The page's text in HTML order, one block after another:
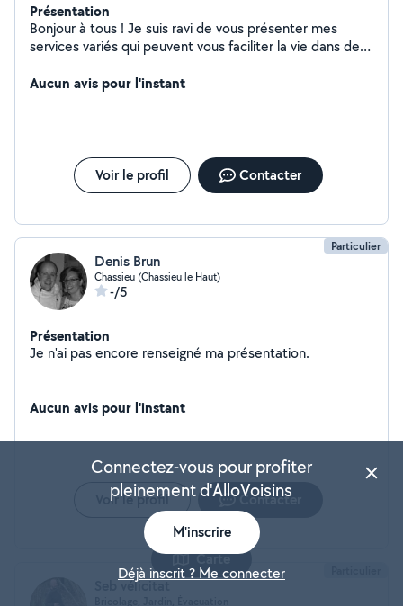
Présentation
Bonjour à tous ! Je suis ravi de vous présenter mes
services variés qui peuvent vous faciliter la vie dans de
un déménagement en toute sérénité, d'une assistance
suis là pour vous aider.
Aucun avis pour l'instant
Voir le profil Contacter
Particulier
Denis Brun
Chassieu (Chassieu le Haut)
-/5
Présentation
Je n'ai pas encore renseigné ma présentation.
Aucun avis pour l'instant
Voir le profil Contacter
Seb vélicitat
Carte
Connectez-vous pour profiter
pleinement d'AlloVoisins
M'inscrire
Déjà inscrit ? Me connecter